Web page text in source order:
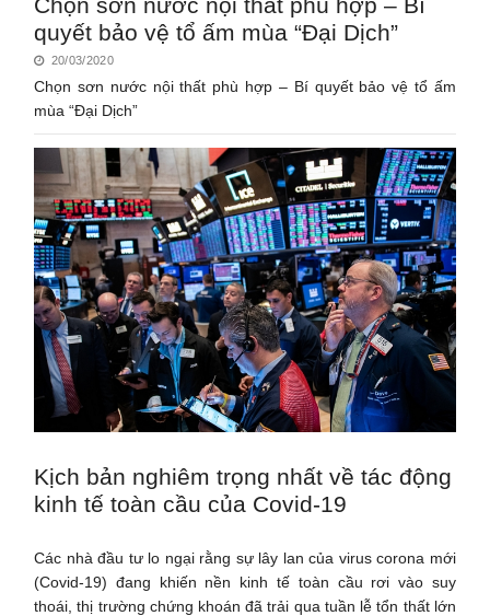
quyết bảo vệ tổ ấm mùa “Đại Dịch”
20/03/2020
Chọn sơn nước nội thất phù hợp – Bí quyết bảo vệ tổ ấm
mùa “Đại Dịch”
Kịch bản nghiêm trọng nhất về tác động
kinh tế toàn cầu của Covid-19
Các nhà đầu tư lo ngại rằng sự lây lan của virus corona mới
(Covid-19) đang khiến nền kinh tế toàn cầu rơi vào suy
thoái, thị trường chứng khoán đã trải qua tuần lễ tổn thất lớn